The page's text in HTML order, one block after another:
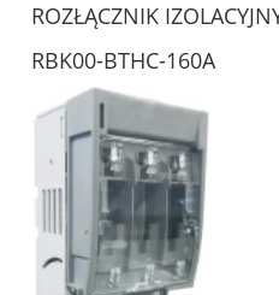
ROZŁĄCZNIK
RBK00-BTHC-160A